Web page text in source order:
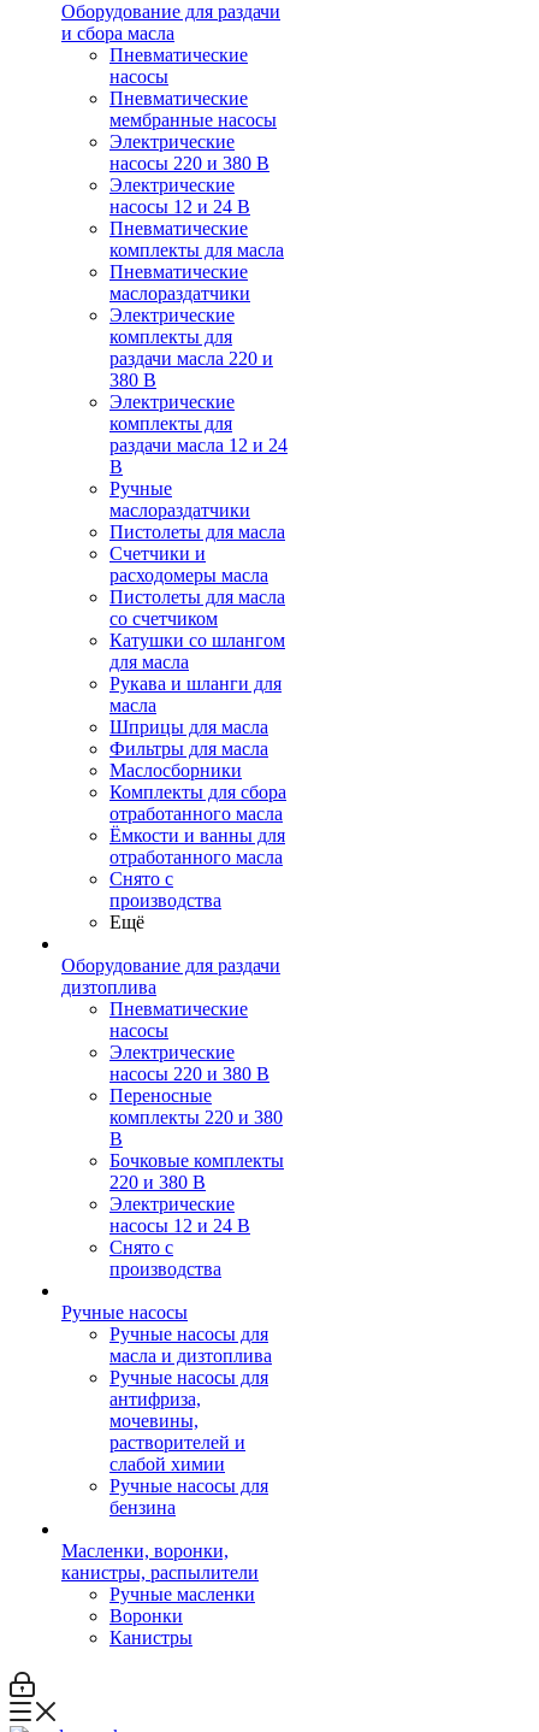
Оборудование для раздачи
и сбора масла
Пневматические
насосы
Пневматические
мембранные насосы
Электрические
насосы 220 и 380 В
Электрические
насосы 12 и 24 В
Пневматические
комплекты для масла
Пневматические
маслораздатчики
Электрические
комплекты для
раздачи масла 220 и
380 В
Электрические
комплекты для
раздачи масла 12 и 24
В
Ручные
маслораздатчики
Пистолеты для масла
Счетчики и
расходомеры масла
Пистолеты для масла
со счетчиком
Катушки со шлангом
для масла
Рукава и шланги для
масла
Шприцы для масла
Фильтры для масла
Маслосборники
Комплекты для сбора
отработанного масла
Ёмкости и ванны для
отработанного масла
Снято с
производства
Ещё
Оборудование для раздачи
дизтоплива
Пневматические
насосы
Электрические
насосы 220 и 380 В
Переносные
комплекты 220 и 380
В
Бочковые комплекты
220 и 380 В
Электрические
насосы 12 и 24 В
Снято с
производства
Ручные насосы
Ручные насосы для
масла и дизтоплива
Ручные насосы для
антифриза,
мочевины,
растворителей и
слабой химии
Ручные насосы для
бензина
Масленки, воронки,
канистры, распылители
Ручные масленки
Воронки
Канистры